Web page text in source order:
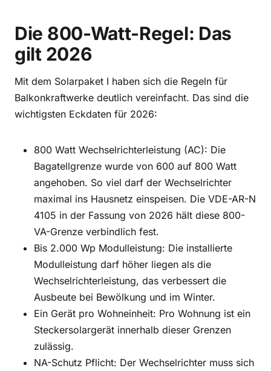
Die 800-Watt-Regel: Das
gilt 2026
Mit dem Solarpaket I haben sich die Regeln für
Balkonkraftwerke deutlich vereinfacht. Das sind die
wichtigsten Eckdaten für 2026:
800 Watt Wechselrichterleistung (AC): Die
Bagatellgrenze wurde von 600 auf 800 Watt
angehoben. So viel darf der Wechselrichter
maximal ins Hausnetz einspeisen. Die VDE-AR-N
4105 in der Fassung von 2026 hält diese 800-
VA-Grenze verbindlich fest.
Bis 2.000 Wp Modulleistung: Die installierte
Modulleistung darf höher liegen als die
Wechselrichterleistung, das verbessert die
Ausbeute bei Bewölkung und im Winter.
Ein Gerät pro Wohneinheit: Pro Wohnung ist ein
Steckersolargerät innerhalb dieser Grenzen
zulässig.
NA-Schutz Pflicht: Der Wechselrichter muss sich